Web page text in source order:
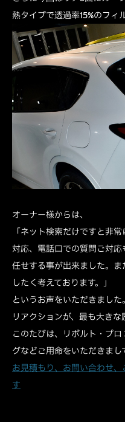
熱タイプで透過率15%のフィ
オーナー様からは、
「ネット検索だけですと非
対応、電話口での質問ご対
任せする事が出来ました。
したく考えております。」
というお声をいただきまし
リアクションが、最も大きな
このたびは、リボルト・プ
グなどご用命をいただきまし
お見積もり、お問い合わせ
す